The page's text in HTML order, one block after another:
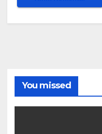
You missed